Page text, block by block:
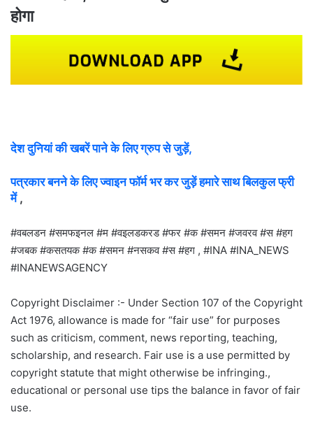
होगा
देश दुनियां की खबरें पाने के लिए ग्रुप से जुड़ें,
पत्रकार बनने के लिए ज्वाइन फॉर्म भर कर जुड़ें हमारे साथ बिलकुल फ्री
में ,
#वबलडन #समफइनल #म #वइलडकरड #फर #क #समन #जवरव #स #हग
#जबक #कसतयक #क #समन #नसकव #स #हग , #INA #INA_NEWS
#INANEWSAGENCY
Copyright Disclaimer :- Under Section 107 of the Copyright
Act 1976, allowance is made for “fair use” for purposes
such as criticism, comment, news reporting, teaching,
scholarship, and research. Fair use is a use permitted by
copyright statute that might otherwise be infringing.,
educational or personal use tips the balance in favor of fair
use.